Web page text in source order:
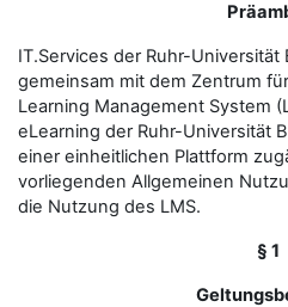
IT.Services der Ruhr-
gemeinsam mit dem Zentrum
Learning Management System
eLearning der Ruhr-Universität
einer einheitlichen Plattform
vorliegenden Allgemeinen
die Nutzung des LMS.
§ 1